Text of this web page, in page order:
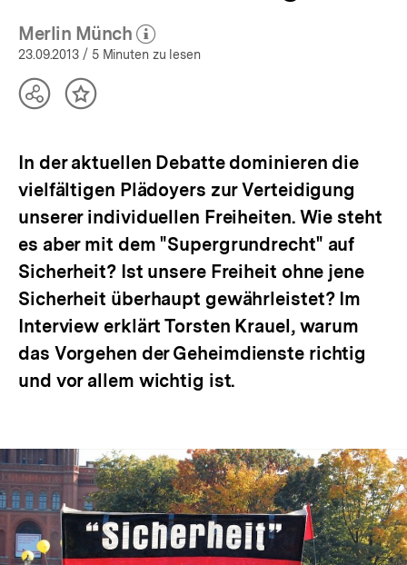
bpb.de
Merlin Münch
(Mehr zum Autor)
öffnen
23.09.2013 / 5 Minuten zu lesen
TeilenInhalt
In der aktuellen Debatte dominieren die
vielfältigen Plädoyers zur Verteidigung
unserer individuellen Freiheiten. Wie steht
es aber mit dem "Supergrundrecht" auf
Sicherheit? Ist unsere Freiheit ohne jene
Sicherheit überhaupt gewährleistet? Im
Interview erklärt Torsten Krauel, warum
das Vorgehen der Geheimdienste richtig
und vor allem wichtig ist.